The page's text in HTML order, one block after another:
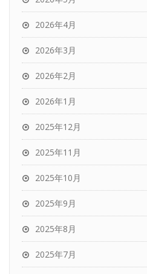
2026年4月
2026年3月
2026年2月
2026年1月
2025年12月
2025年11月
2025年10月
2025年9月
2025年8月
2025年7月